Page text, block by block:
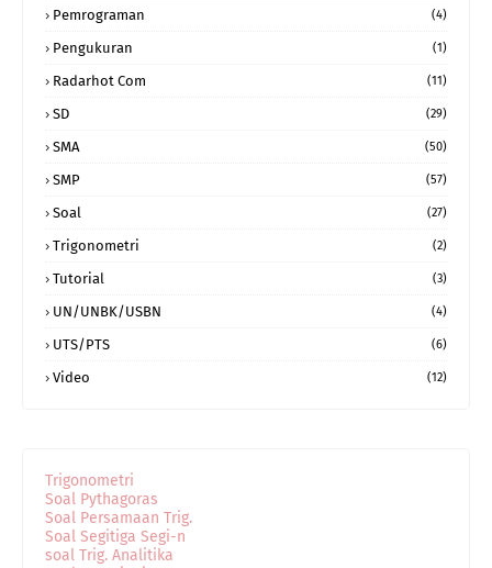
Pemrograman (4)
Pengukuran (1)
Radarhot Com (11)
SD (29)
SMA (50)
SMP (57)
Soal (27)
Trigonometri (2)
Tutorial (3)
UN/UNBK/USBN (4)
UTS/PTS (6)
Video (12)
Trigonometri
Soal Pythagoras
Soal Persamaan Trig.
Soal Segitiga Segi-n
soal Trig. Analitika